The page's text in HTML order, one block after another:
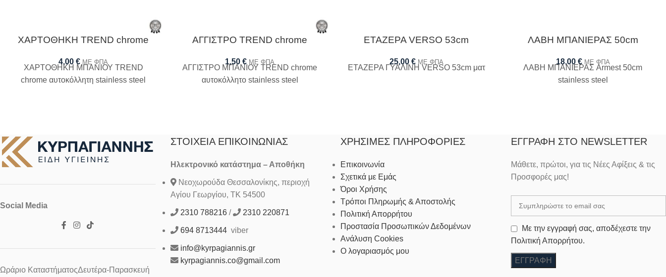
ΧΑΡΤΟΘΗΚΗ TREND chrome
4,00 € ΜΕ ΦΠΑ
ΧΑΡΤΟΘΗΚΗ ΜΠΑΝΙΟΥ TREND
chrome αυτοκόλλητη stainless steel
ΑΓΓΙΣΤΡΟ TREND chrome
1,50 € ΜΕ ΦΠΑ
ΑΓΓΙΣΤΡΟ ΜΠΑΝΙΟΥ TREND chrome
αυτοκόλλητο stainless steel
ΕΤΑΖΕΡΑ VERSO 53cm
25,00 € ΜΕ ΦΠΑ
ΕΤΑΖΕΡΑ ΓΥΑΛΙΝΗ VERSO 53cm ματ
ΛΑΒΗ ΜΠΑΝΙΕΡΑΣ 50cm
18,00 € ΜΕ ΦΠΑ
ΛΑΒΗ ΜΠΑΝΙΕΡΑΣ Armest 50cm
stainless steel
Social Media
Ωράριο ΚαταστήματοςΔευτέρα-Παρασκευή
ΣΤΟΙΧΕΊΑ ΕΠΙΚΟΙΝΩΝΊΑΣ
Ηλεκτρονικό κατάστημα – Αποθήκη
Νεοχωρούδα Θεσσαλονίκης, περιοχή
Αγίου Γεωργίου, ΤΚ 54500
2310 788216/ 2310 220871
694 8713444viber
info@kyrpagiannis.gr
kyrpagiannis.co@gmail.com
ΧΡΉΣΙΜΕΣ ΠΛΗΡΟΦΟΡΊΕΣ
Επικοινωνία
Σχετικά με Εμάς
Όροι Χρήσης
Τρόποι Πληρωμής & Αποστολής
Πολιτική Απορρήτου
Προστασία Προσωπικών Δεδομένων
Ανάλυση Cookies
Ο λογαριασμός μου
ΕΓΓΡΑΦΉ ΣΤΟ NEWSLETTER
Μάθετε, πρώτοι, για τις Νέες Αφίξεις & τις
Προσφορές μας!
Με την εγγραφή σας, αποδέχεστε την
Πολιτική Απορρήτου.